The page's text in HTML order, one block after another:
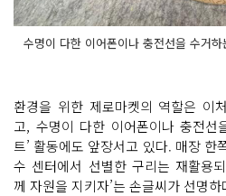
수명이 다한 이어폰이나 충전선을 수거
환경을 위한 제로마켓의 역할은 이
고, 수명이 다한 이어폰이나 충전선
트’ 활동에도 앞장서고 있다. 매장 한
수 센터에서 선별한 구리는 재활용
께 자원을 지키자’는 손글씨가 선명하